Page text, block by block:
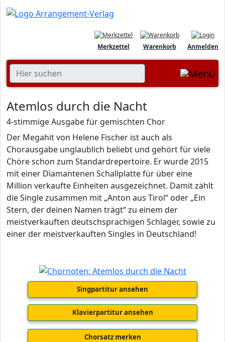
Anmelden
Warenkorb
Merkzettel
Atemlos durch die Nacht
4-stimmige Ausgabe für gemischten Chor
Der Megahit von Helene Fischer ist auch als
Chorausgabe unglaublich beliebt und gehört für viele
Chöre schon zum Standardrepertoire. Er wurde 2015
mit einer Diamantenen Schallplatte für über eine
Million verkaufte Einheiten ausgezeichnet. Damit zählt
die Single zusammen mit „Anton aus Tirol“ oder „Ein
Stern, der deinen Namen trägt“ zu einem der
meistverkauften deutschsprachigen Schlager, sowie zu
einer der meistverkauften Singles in Deutschland!
Singpartitur ansehen
Klavierpartitur ansehen
Chorsatz merken